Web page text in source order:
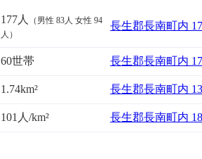
177人
（男性 83人 女性 94
人）
長生郡長南町内
60世帯 長生郡長南町内
1.74km² 長生郡長南町内
101人/km² 長生郡長南町内